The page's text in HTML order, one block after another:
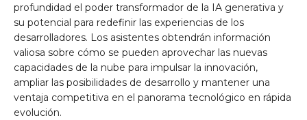
profundidad el poder transformador de la IA generativa y
su potencial para redefinir las experiencias de los
desarrolladores. Los asistentes obtendrán información
valiosa sobre cómo se pueden aprovechar las nuevas
capacidades de la nube para impulsar la innovación,
ampliar las posibilidades de desarrollo y mantener una
ventaja competitiva en el panorama tecnológico en rápida
evolución.